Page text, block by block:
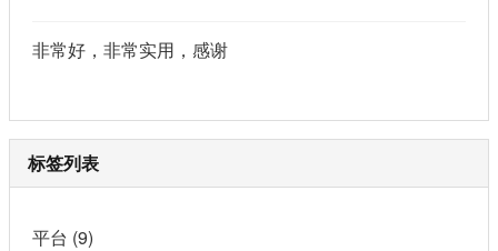
非常好，非常实用，感谢
标签列表
平台 (9)